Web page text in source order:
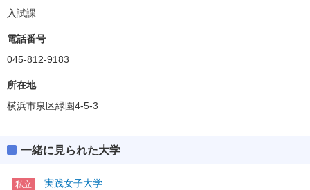
入試課
電話番号
045-812-9183
所在地
横浜市泉区緑園4-5-3
一緒に見られた大学
私立 実践女子大学